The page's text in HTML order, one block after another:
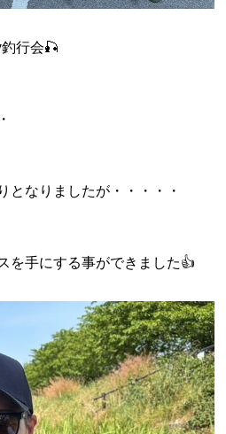
行会🎣
となりましたが・・・・・
を手にする事ができました👍